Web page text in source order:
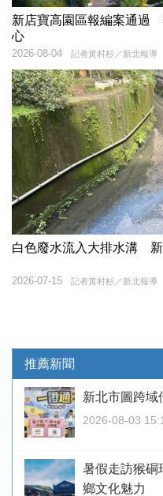
新店寶高園區報編案通過
心
記者黃村杉／新北報導
2026-08-04
白色廢水流入大排水溝
記者黃村杉／新北報導
2026-07-15
推薦新聞
新北市圖跨
2026-08-03
暑假走訪猴
鄉文化魅力